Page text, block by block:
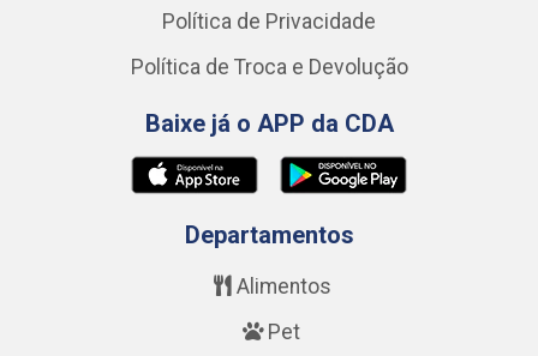
Política de Privacidade
Política de Troca e Devolução
Baixe já o APP da CDA
Departamentos
Alimentos
Pet